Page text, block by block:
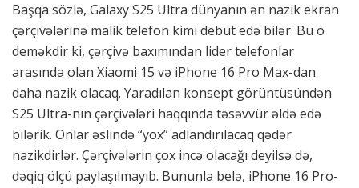
Başqa sözlə, Galaxy S25 Ultra dünyanın ən nazik ekran
çərçivələrinə malik telefon kimi debüt edə bilər. Bu o
deməkdir ki, çərçivə baxımından lider telefonlar
arasında olan Xiaomi 15 və iPhone 16 Pro Max-dan
daha nazik olacaq. Yaradılan konsept görüntüsündən
S25 Ultra-nın çərçivələri haqqında təsəvvür əldə edə
bilərik. Onlar əslində “yox” adlandırılacaq qədər
nazikdirlər. Çərçivələrin çox incə olacağı deyilsə də,
dəqiq ölçü paylaşılmayıb. Bununla belə, iPhone 16 Pro-